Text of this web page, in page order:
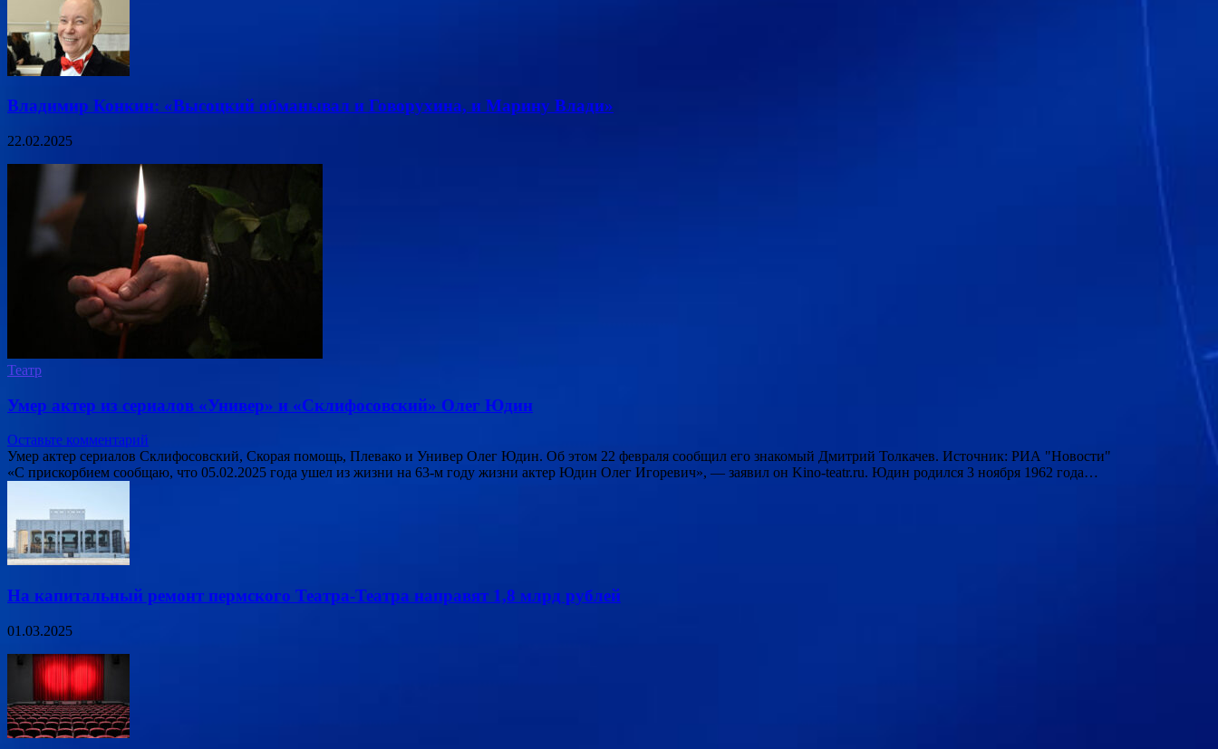
Владимир Конкин: «Высоцкий обманывал и Говорухина, и Марину Влади»
22.02.2025
Театр
Умер актер из сериалов «Универ» и «Склифосовский» Олег Юдин
Оставьте комментарий
Умер актер сериалов Склифосовский, Скорая помощь, Плевако и Универ Олег Юдин. Об этом 22 февраля сообщил его знакомый Дмитрий Толкачев. Источник: РИА "Новости"
«С прискорбием сообщаю, что 05.02.2025 года ушел из жизни на 63-м году жизни актер Юдин Олег Игоревич», — заявил он Kino-teatr.ru. Юдин родился 3 ноября 1962 года…
На капитальный ремонт пермского Театра-Театра направят 1,8 млрд рублей
01.03.2025